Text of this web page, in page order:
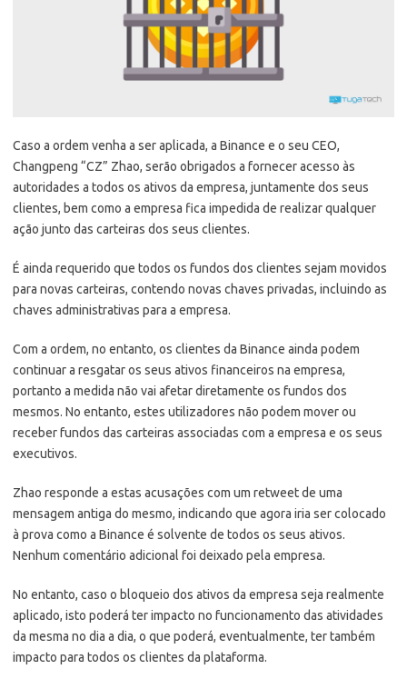
Caso a ordem venha a ser aplicada, a Binance e o seu CEO,
Changpeng “CZ” Zhao, serão obrigados a fornecer acesso às
autoridades a todos os ativos da empresa, juntamente dos seus
clientes, bem como a empresa fica impedida de realizar qualquer
ação junto das carteiras dos seus clientes.
É ainda requerido que todos os fundos dos clientes sejam movidos
para novas carteiras, contendo novas chaves privadas, incluindo as
chaves administrativas para a empresa.
Com a ordem, no entanto, os clientes da Binance ainda podem
continuar a resgatar os seus ativos financeiros na empresa,
portanto a medida não vai afetar diretamente os fundos dos
mesmos. No entanto, estes utilizadores não podem mover ou
receber fundos das carteiras associadas com a empresa e os seus
executivos.
Zhao responde a estas acusações com um retweet de uma
mensagem antiga do mesmo, indicando que agora iria ser colocado
à prova como a Binance é solvente de todos os seus ativos.
Nenhum comentário adicional foi deixado pela empresa.
No entanto, caso o bloqueio dos ativos da empresa seja realmente
aplicado, isto poderá ter impacto no funcionamento das atividades
da mesma no dia a dia, o que poderá, eventualmente, ter também
impacto para todos os clientes da plataforma.